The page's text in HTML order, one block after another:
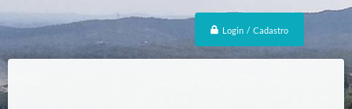
Login / Cadastro